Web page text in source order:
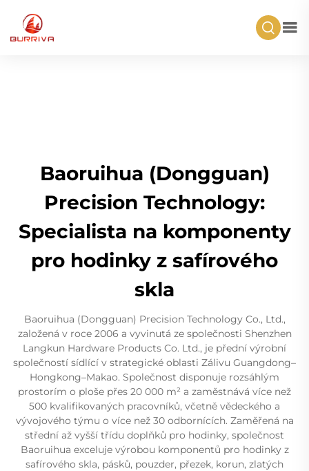
Baoruihua (Dongguan)
Precision Technology:
Specialista na komponenty
pro hodinky z safírového
skla
Baoruihua (Dongguan) Precision Technology Co., Ltd.,
založená v roce 2006 a vyvinutá ze společnosti Shenzhen
Langkun Hardware Products Co. Ltd., je přední výrobní
společností sídlící v strategické oblasti Zálivu Guangdong–
Hongkong–Makao. Společnost disponuje rozsáhlým
prostorím o ploše přes 20 000 m² a zaměstnává více než
500 kvalifikovaných pracovníků, včetně vědeckého a
vývojového týmu o více než 30 odbornících. Zaměřená na
střední až vyšší třídu doplňků pro hodinky, společnost
Baoruihua exceluje výrobou komponentů pro hodinky z
safírového skla, pásků, pouzder, přezek, korun, zlatých